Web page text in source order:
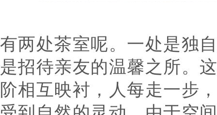
有两处茶室呢。一处是独
是招待亲友的温馨之所。
阶相互映衬，人每走一步